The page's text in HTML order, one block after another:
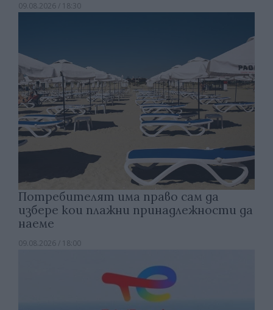
09.08.2026 / 18:30
Потребителят има право сам да
избере кои плажни принадлежности да
наеме
09.08.2026 / 18:00